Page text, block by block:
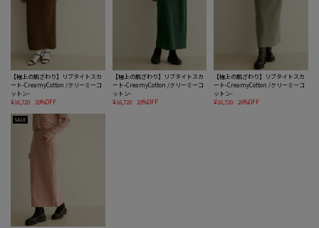
【極上の肌ざわり】リブタイトスカ
ート-CreamyCotton /クリーミーコ
ットン-
¥16,720
20%OFF
【極上の肌ざわり】リブタイトスカ
ート-CreamyCotton /クリーミーコ
ットン-
¥16,720
20%OFF
【極上の肌ざわり】リブタイトスカ
ート-CreamyCotton /クリーミーコ
ットン-
¥16,720
20%OFF
SALE